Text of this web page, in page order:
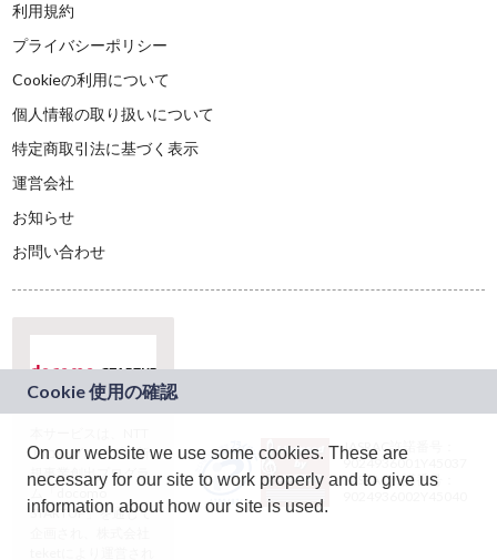
利用規約
プライバシーポリシー
Cookieの利用について
個人情報の取り扱いについて
特定商取引法に基づく表示
運営会社
お知らせ
お問い合わせ
ドコモグループの新
規事業創出プログラ
ム「docomo
STARTUP」を通じて
JASRAC許諾番号：
9024936001Y45037
JASRAC許諾番号：
On our website we use some cookies. These are
necessary for our site to work properly and to give us
information about how our site is used.